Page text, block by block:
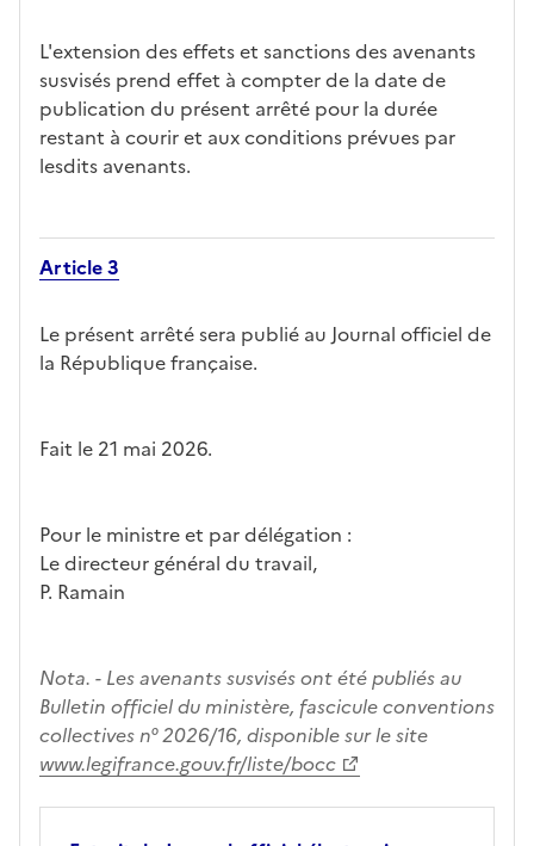
L'extension des effets et sanctions des avenants
susvisés prend effet à compter de la date de
publication du présent arrêté pour la durée
restant à courir et aux conditions prévues par
lesdits avenants.
Article 3
Le présent arrêté sera publié au Journal officiel de
la République française.
Fait le 21 mai 2026.
Pour le ministre et par délégation :
Le directeur général du travail,
P. Ramain
Nota. - Les avenants susvisés ont été publiés au
Bulletin officiel du ministère, fascicule conventions
collectives n° 2026/16, disponible sur le site
www.legifrance.gouv.fr/liste/bocc